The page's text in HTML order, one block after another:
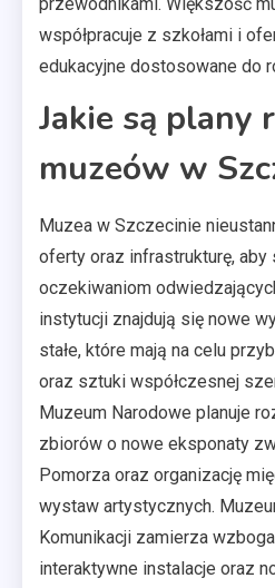
przewodnikami. Większość
współpracuje z szkołami i
edukacyjne dostosowane do
Jakie są plany
muzeów w
Muzea w Szczecinie
oferty oraz infrastrukturę,
oczekiwaniom
instytucji znajdują się nowe
stałe, które mają na celu
oraz sztuki współczesnej
Muzeum Narodowe planuje
zbiorów o nowe eksponaty
Pomorza oraz organizację
wystaw artystycznych.
Komunikacji zamierza
interaktywne instalacje oraz